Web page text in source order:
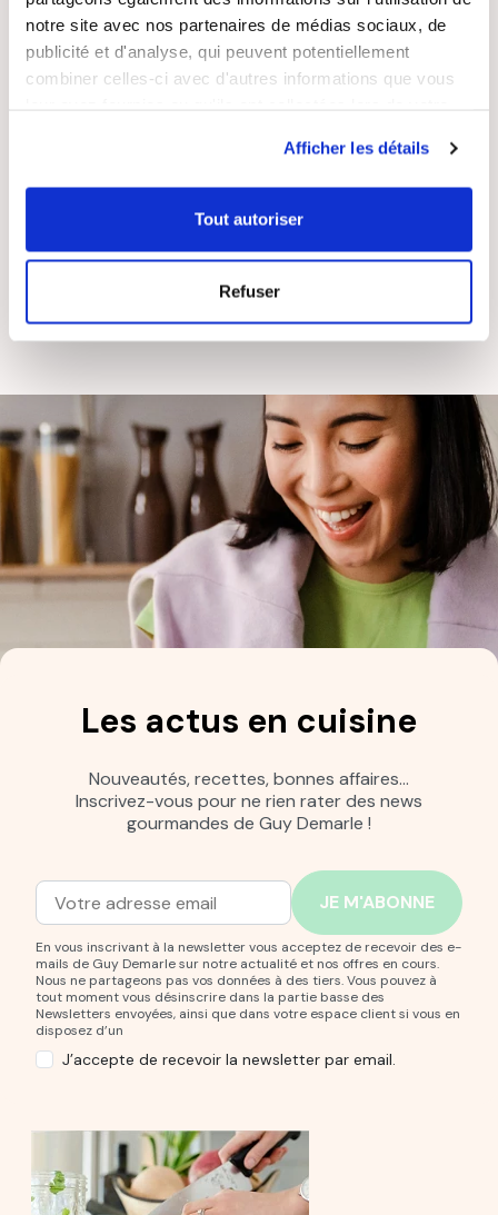
notre site avec nos partenaires de médias sociaux, de
publicité et d'analyse, qui peuvent potentiellement
combiner celles-ci avec d'autres informations que vous
Afficher les détails
Tout autoriser
Refuser
REMBOURSÉ
RÉACTIVE
FRANÇAISE
Les actus en cuisine
Nouveautés, recettes, bonnes affaires…
Inscrivez-vous pour ne rien rater des news
gourmandes de Guy Demarle !
Adresse mail
Entrez votre adresse mail pour vous abonner à notre
En vous inscrivant à la newsletter vous acceptez de recevoir des e-
mails de Guy Demarle sur notre actualité et nos offres en cours.
Nous ne partageons pas vos données à des tiers. Vous pouvez à
tout moment vous désinscrire dans la partie basse des
Newsletters envoyées, ainsi que dans votre espace client si vous en
disposez d’un
J’accepte de recevoir la newsletter par email.